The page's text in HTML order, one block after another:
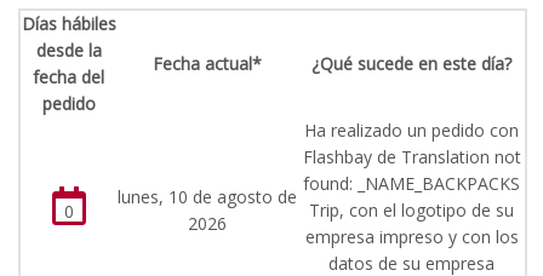
Días hábiles
desde la
fecha del
pedido
Fecha actual* ¿Qué sucede en este día?
0
lunes, 10 de agosto de
2026
Ha realizado un pedido con
Flashbay de Translation not
found: _NAME_BACKPACKS
Trip, con el logotipo de su
empresa impreso y con los
datos de su empresa